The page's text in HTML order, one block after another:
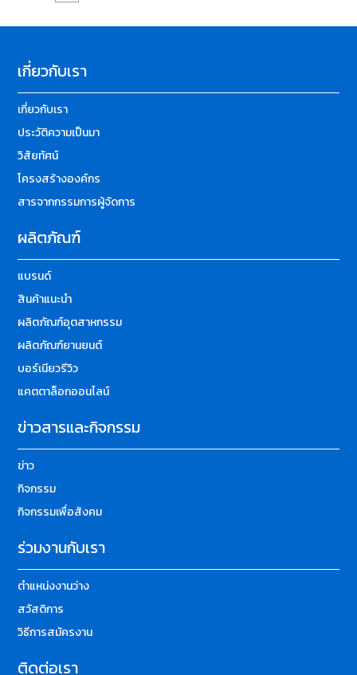
เกี่ยวกับเรา
เกี่ยวกับเรา
ประวัติความเป็นมา
วิสัยทัศน์
โครงสร้างองค์กร
สารจากกรรมการผู้จัดการ
ผลิตภัณฑ์
แบรนด์
สินค้าแนะนำ
ผลิตภัณฑ์อุตสาหกรรม
ผลิตภัณฑ์ยานยนต์
บอร์เนียวรีวิว
แคตตาล็อกออนไลน์
ข่าวสารและกิจกรรม
ข่าว
กิจกรรม
กิจกรรมเพื่อสังคม
ร่วมงานกับเรา
ตำแหน่งงานว่าง
สวัสดิการ
วิธีการสมัครงาน
ติดต่อเรา